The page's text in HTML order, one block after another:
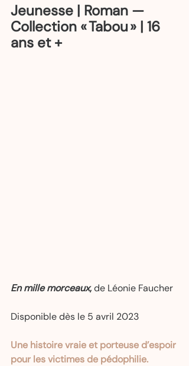
Jeunesse | Roman —
Collection « Tabou » | 16
ans et +
En mille morceaux, de Léonie Faucher
Disponible dès le 5 avril 2023
Une histoire vraie et porteuse d’espoir
pour les victimes de pédophilie.